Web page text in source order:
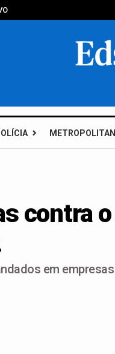
contra
em